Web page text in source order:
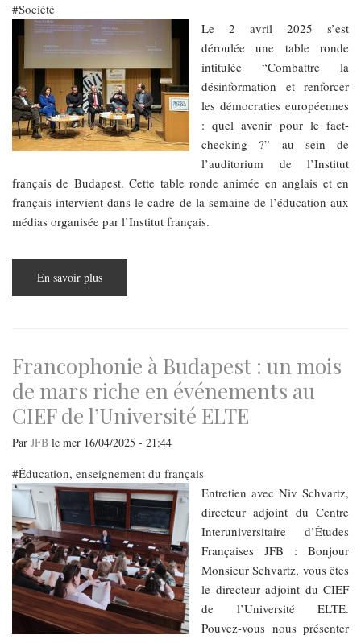
répertoire
(Mozart,
Beethoven,
Wagner)
Société
​​​​​​​Le 2 avril 2025 s’est
déroulée une table ronde
intitulée “Combattre la
désinformation et renforcer
les démocraties européennes
: quel avenir pour le fact-
checking ?” au sein de
l’auditorium de l’Institut
français de Budapest. Cette table ronde animée en anglais et en
français intervient dans le cadre de la semaine de l’éducation aux
médias organisée par l’Institut français.
En savoir plus
ronde
désinformation
et
l’ultrasurveillance
Francophonie à Budapest : un mois
de mars riche en événements au
CIEF de l’Université ELTE
Par JFB le mer 16/04/2025 - 21:44
Éducation, enseignement du français
Entretien avec Niv Schvartz,
directeur adjoint du Centre
Interuniversitaire d’Études
Françaises JFB : Bonjour
Monsieur Schvartz, vous êtes
le directeur adjoint du CIEF
de l’Université ELTE.
Pouvez-vous nous présenter